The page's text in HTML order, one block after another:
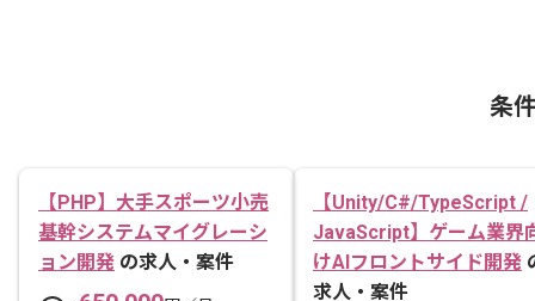
条
【PHP】大手スポーツ小売
基幹システムマイグレーシ
ョン開発 の求人・案件
【Unity/C#/TypeScript /
JavaScript】ゲーム業界
けAIフロントサイド開発
求人・案件